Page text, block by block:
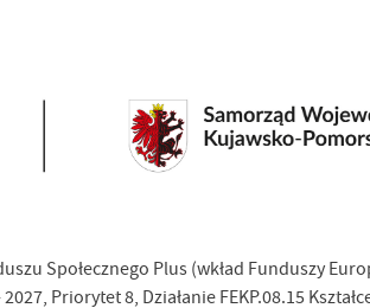
Społecznego Plus (wkład Funduszy
Priorytet 8, Działanie FEKP.08.15